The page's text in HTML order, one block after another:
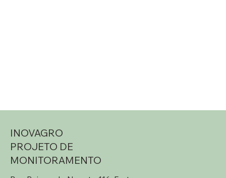
INOVAGRO
PROJETO DE
MONITORAMENTO